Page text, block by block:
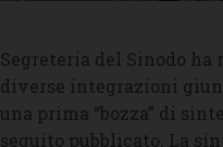
Segreteria del Sinodo
diverse integrazioni
una prima “bozza” di
seguito pubblicato. La